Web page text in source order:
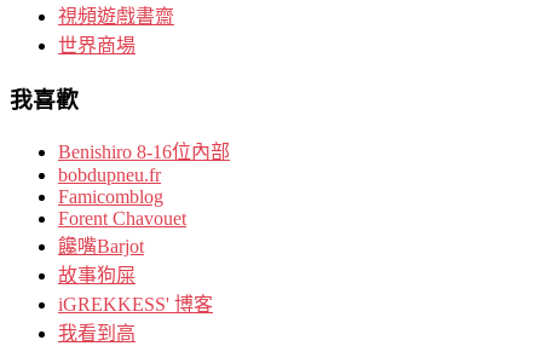
視頻遊戲書齋
世界商場
我喜歡
Benishiro 8-16位內部
bobdupneu.fr
Famicomblog
Forent Chavouet
饞嘴Barjot
故事狗屎
iGREKKESS' 博客
我看到高